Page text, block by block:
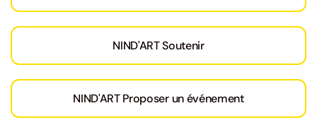
NIND'ART Soutenir
NIND'ART Proposer un événement